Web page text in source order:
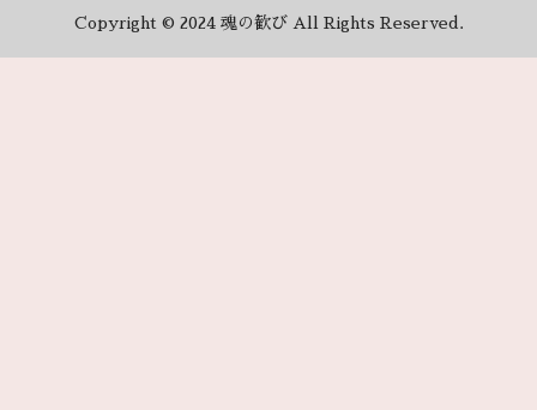
Copyright © 2024 魂の歓び All Rights Reserved.